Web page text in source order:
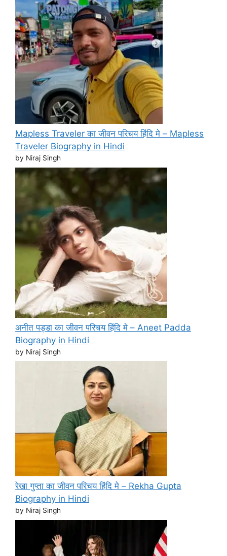
Mapless Traveler का जीवन परिचय हिंदि मे – Mapless
Traveler Biography in Hindi
by Niraj Singh
अनीत पड्डा का जीवन परिचय हिंदि मे – Aneet Padda
Biography in Hindi
by Niraj Singh
रेखा गुप्ता का जीवन परिचय हिंदि मे – Rekha Gupta
Biography in Hindi
by Niraj Singh